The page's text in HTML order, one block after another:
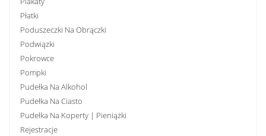
Płatki
Poduszeczki Na Obrączki
Podwiązki
Pokrowce
Pompki
Pudełka Na Alkohol
Pudełka Na Ciasto
Pudełka Na Koperty | Pieniążki
Rejestracje